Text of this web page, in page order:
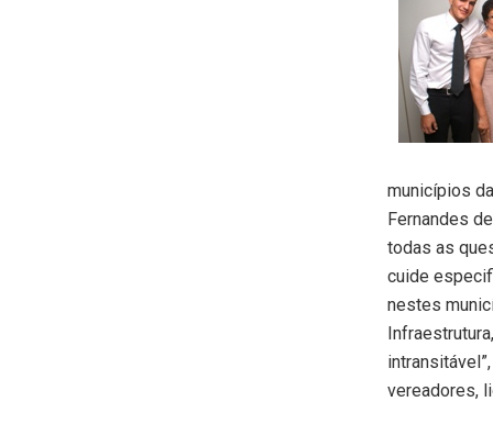
municípios
Fernandes
todas as
cuide
nestes
vereadores,